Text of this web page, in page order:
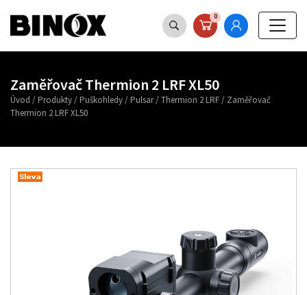
0
Zaměřovač Thermion 2 LRF XL50
Úvod / Produkty/ Puškohledy/ Pulsar/Thermion 2 LRF/ Zaměřovač
Thermion 2 LRF XL50